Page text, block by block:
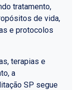
tratamento,
de vida,
e protocolos
terapias e
a
SP segue